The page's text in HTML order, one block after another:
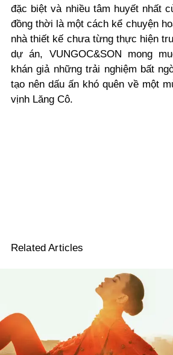
đặc biệt và nhiều tâm huyết nhất
đồng thời là một cách kể chuyện
nhà thiết kế chưa từng thực hiện
dự án, VUNGOC&SON mong
khán giả những trải nghiệm bất
tạo nên dấu ấn khó quên về một
vịnh Lăng Cô.
Related Articles